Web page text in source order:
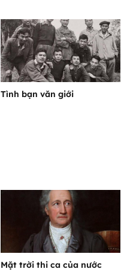
Tình bạn văn giới
Mặt trời thi ca của nước